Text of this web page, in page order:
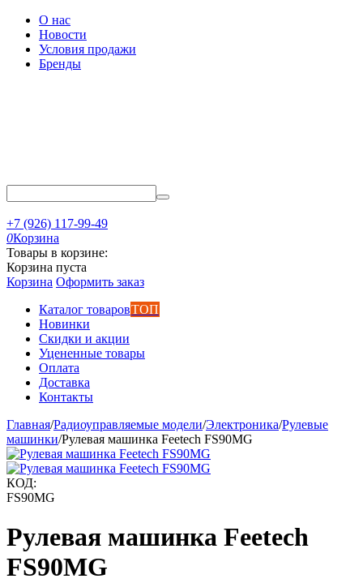
О нас
Новости
Условия продажи
Бренды
+7 (926) 117-99-49
0Корзина
Товары в корзине:
Корзина пуста
Корзина Оформить заказ
Каталог товаровТОП
Новинки
Скидки и акции
Уцененные товары
Оплата
Доставка
Контакты
Главная/Радиоуправляемые модели/Электроника/Рулевые
машинки/Рулевая машинка Feetech FS90MG
КОД:
FS90MG
Рулевая машинка Feetech
FS90MG